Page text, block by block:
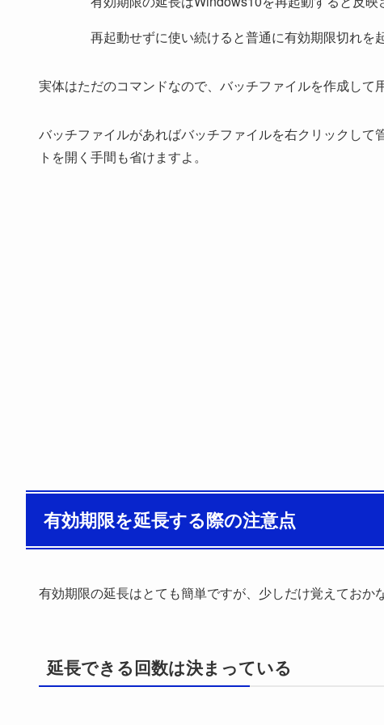
再起動せずに使い続けると普通に有効期限切れを
実体はただのコマンドなので、バッチファイルを作成して
バッチファイルがあればバッチファイルを右クリックし
トを開く手間も省けますよ。
有効期限を延長する際の注意点
有効期限の延長はとても簡単ですが、少しだけ覚えておか
延長できる回数は決まっている